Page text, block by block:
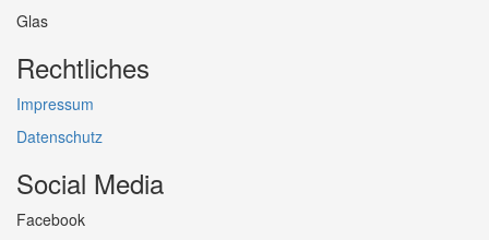
Glas
Rechtliches
Impressum
Datenschutz
Social Media
Facebook